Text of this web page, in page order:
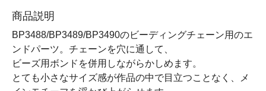
商品説明
BP3488/BP3489/BP3490のビーディングチェーン用のエ
ンドパーツ。チェーンを穴に通して、
ビーズ用ボンドを併用しながらかしめます。
とても小さなサイズ感が作品の中で目立つことなく、メ